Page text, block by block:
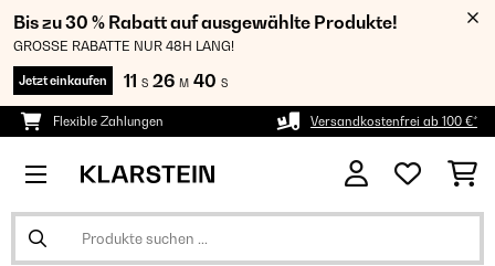
Bis zu 30 % Rabatt auf ausgewählte Produkte!
GROSSE RABATTE NUR 48H LANG!
Jetzt einkaufen 11 S 26 M 39 S
Flexible Zahlungen Versandkostenfrei ab 100 €*